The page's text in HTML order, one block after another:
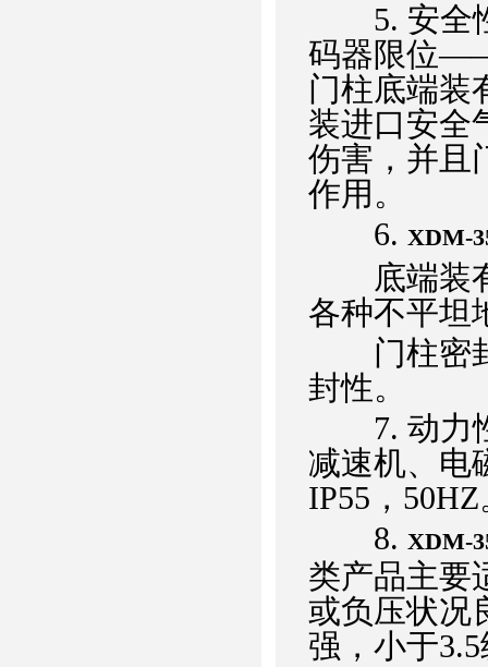
5. 安全性
码器限位
门柱底端装
装进口安全
伤害，并且
作用。
6. XDM-
底端装有
各种不平坦
门柱密封
封性。
7. 动力
减速机、电
IP55，50HZ
8. XDM-
类产品主要
或负压状况
强，小于